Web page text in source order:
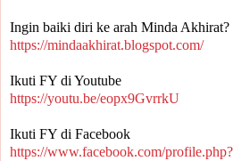
Ingin baiki diri ke arah Minda
https://mindaakhirat.blogspot.com/
Ikuti FY di Youtube
https://youtu.be/eopx9GvrrkU
Ikuti FY di Facebook
https://www.facebook.com/